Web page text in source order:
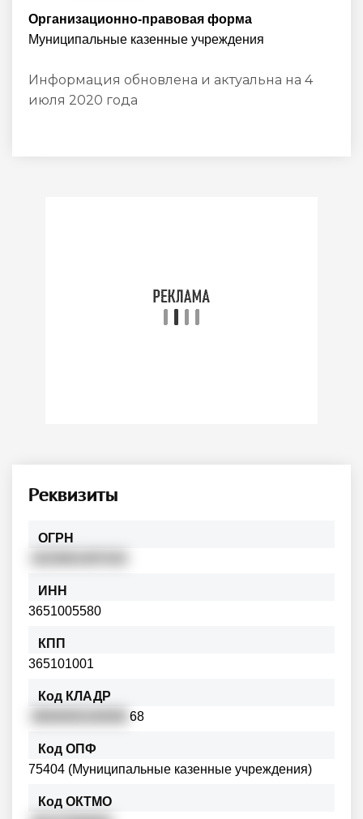
Организационно-правовая форма
Муниципальные казенные учреждения
Информация обновлена и актуальна на 4
июля 2020 года
Реквизиты
ОГРН
ИНН
3651005580
КПП
365101001
Код КЛАДР
68
Код ОПФ
75404 (Муниципальные казенные учреждения)
Код ОКТМО